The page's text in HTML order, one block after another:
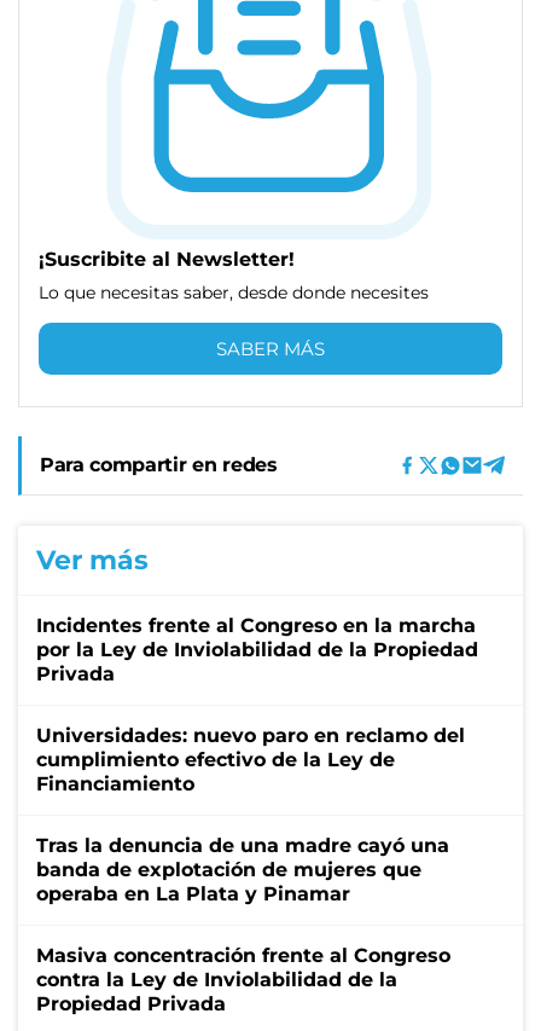
¡Suscribite al Newsletter!
Lo que necesitas saber, desde donde necesites
SABER MÁS
Para compartir en redes
Ver más
Incidentes frente al Congreso en la marcha
por la Ley de Inviolabilidad de la Propiedad
Privada
Universidades: nuevo paro en reclamo del
cumplimiento efectivo de la Ley de
Financiamiento
Tras la denuncia de una madre cayó una
banda de explotación de mujeres que
operaba en La Plata y Pinamar
Masiva concentración frente al Congreso
contra la Ley de Inviolabilidad de la
Propiedad Privada